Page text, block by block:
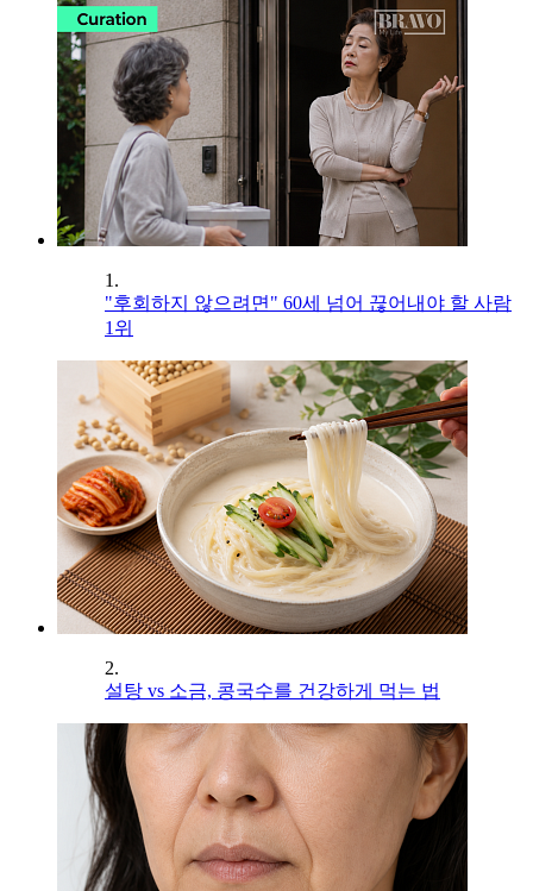
1.
"후회하지 않으려면" 60세 넘어 끊어내야 할 사람
1위
2.
설탕 vs 소금, 콩국수를 건강하게 먹는 법